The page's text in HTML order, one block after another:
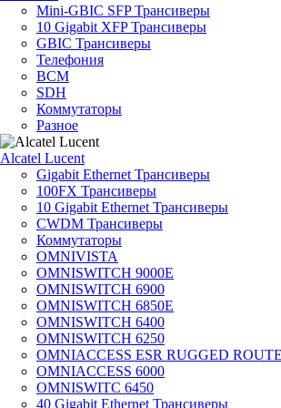
Mini-GBIC SFP Трансиверы
10 Gigabit XFP Трансиверы
GBIC Трансиверы
Телефония
BCM
SDH
Коммутаторы
Разное
Alcatel Lucent
Gigabit Ethernet Трансиверы
100FX Трансиверы
10 Gigabit Ethernet Трансиверы
CWDM Трансиверы
Коммутаторы
OMNIVISTA
OMNISWITCH 9000E
OMNISWITCH 6900
OMNISWITCH 6850E
OMNISWITCH 6400
OMNISWITCH 6250
OMNIACCESS ESR RUGGED
OMNIACCESS 6000
OMNISWITC 6450
40 Gigabit Ethernet Трансиверы